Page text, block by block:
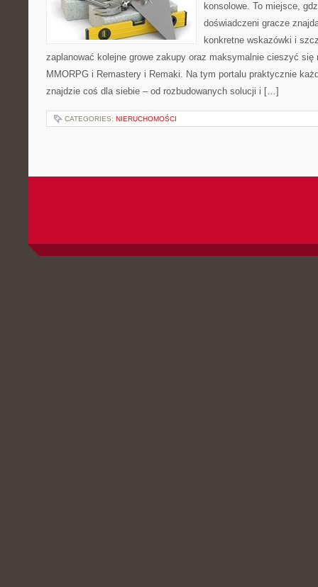
konsolowe. To miejsce,
doświadczeni gracze
konkretne wskazówki i
zaplanować kolejne growe zakupy oraz maksymalnie cieszyć się
MMORPG i Remastery i Remaki. Na tym portalu praktycznie
znajdzie coś dla siebie – od rozbudowanych solucji i […]
CATEGORIES: NIERUCHOMOŚCI